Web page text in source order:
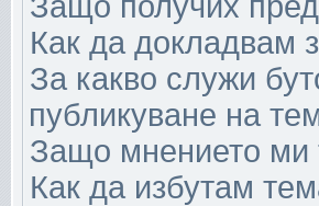
Как да докладвам
За какво служи
публикуване на
Защо мнението ми
Как да избутам